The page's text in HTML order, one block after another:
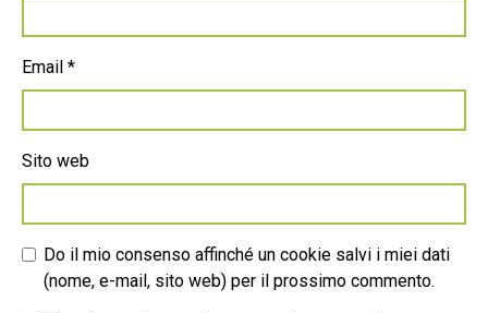
Email *
Sito web
Do il mio consenso affinché un cookie salvi i miei dati
(nome, e-mail, sito web) per il prossimo commento.